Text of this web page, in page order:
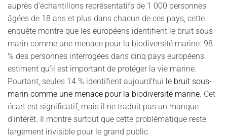
auprès d’échantillons représentatifs de 1 000 personnes
âgées de 18 ans et plus dans chacun de ces pays, cette
enquête montre que les européens identifient le bruit sous-
marin comme une menace pour la biodiversité marine. 98
% des personnes interrogées dans cinq pays européens
estiment qu’il est important de protéger la vie marine.
Pourtant, seules 14 % identifient aujourd’hui le bruit sous-
marin comme une menace pour la biodiversité marine. Cet
écart est significatif, mais il ne traduit pas un manque
d’intérêt. Il montre surtout que cette problématique reste
largement invisible pour le grand public.